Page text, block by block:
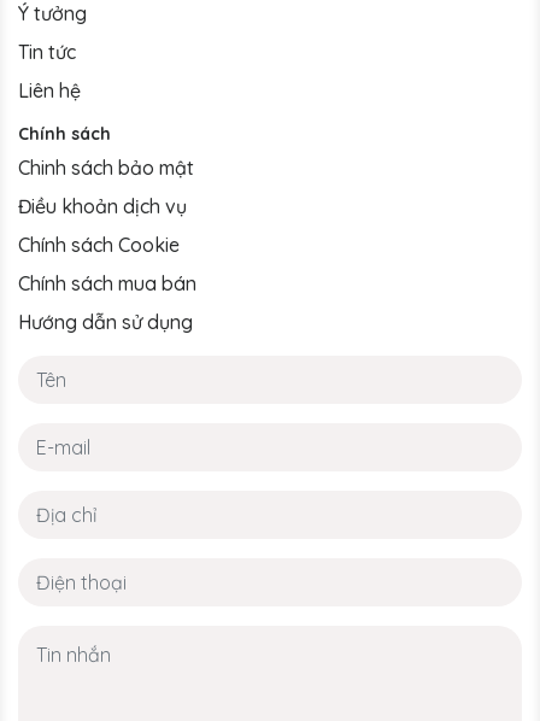
Ý tưởng
Tin tức
Liên hệ
Chính sách
Chinh sách bảo mật
Điều khoản dịch vụ
Chính sách Cookie
Chính sách mua bán
Hướng dẫn sử dụng